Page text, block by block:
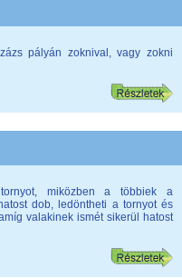
pályán zoknival, vagy zokni
miközben a többiek a
dob, ledöntheti a tornyot és
valakinek ismét sikerül hatost